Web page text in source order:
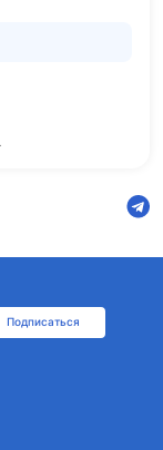
Подписаться